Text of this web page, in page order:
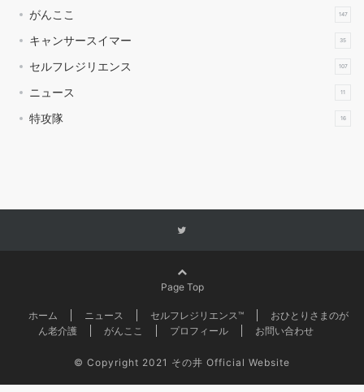
がんここ 147
キャンサースイマー 35
セルフレジリエンス 107
ニュース 11
特攻隊 16
Page Top
ホーム ニュース セルフレジリエンス™
おひとりさまのが
ん老介護
がんここ プロフィール お問い合わせ
© Copyright 2021 その井 Official Website